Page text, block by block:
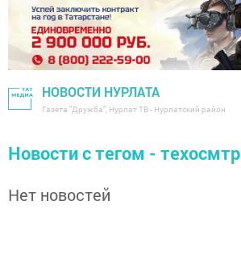
НОВОСТИ НУРЛАТА
Газета "Дружба", Нурлат ТВ - Нурлатский район
Новости с тегом - техосмтр
Нет новостей